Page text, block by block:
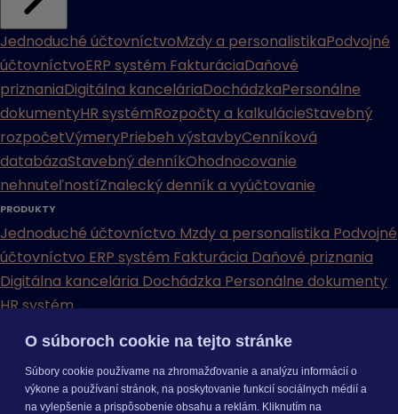
Jednoduché účtovníctvoMzdy a personalistikaPodvojné
účtovníctvoERP systém FakturáciaDaňové
priznaniaDigitálna kanceláriaDochádzkaPersonálne
dokumentyHR systémRozpočty a kalkulácieStavebný
rozpočetVýmeryPriebeh výstavbyCenníková
databázaStavebný denníkOhodnocovanie
nehnuteľnostíZnalecký denník a vyúčtovanie
PRODUKTY
Jednoduché účtovníctvo Mzdy a personalistika Podvojné
účtovníctvo ERP systém Fakturácia Daňové priznania
Digitálna kancelária Dochádzka Personálne dokumenty
HR systém
Rozpočty a kalkulácie
Stavebný rozpočet
Priebeh výstavbyCenníková databázaStavebný denník
Ohodnocovanie nehnuteľnostíZnalecký denník a
vyúčtovanie
O súboroch cookie na tejto stránke
Súbory cookie používame na zhromažďovanie a analýzu informácií o
výkone a používaní stránok, na poskytovanie funkcií sociálnych médií a
na vylepšenie a prispôsobenie obsahu a reklám. Kliknutím na